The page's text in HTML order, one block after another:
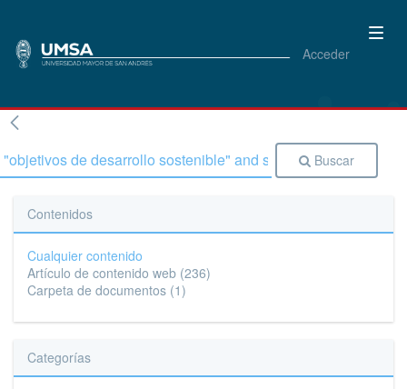
Acceder
Buscar
Contenidos
Cualquier contenido
Artículo de contenido web (236)
Carpeta de documentos (1)
Categorías